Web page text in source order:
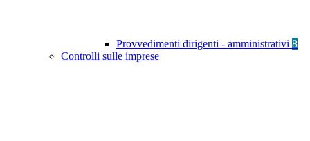
Provvedimenti dirigenti - amministrativi 8
Controlli sulle imprese